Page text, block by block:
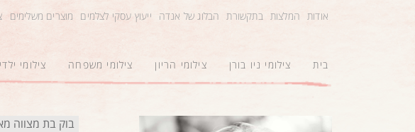
אודות המלצות בתקשורת הבלוג של אנדה ייעוץ עסקי לצלמים מוצרים משלימים
בית צילומי ניו בורן צילומי הריון צילומי משפחה צילומי
בוק בת מצווה